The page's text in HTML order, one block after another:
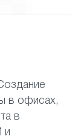
в офисах,
в
и